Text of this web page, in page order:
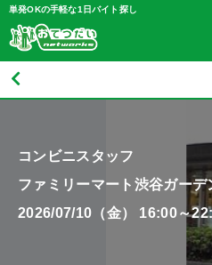
単発OKの手軽な1日バイト探し
コンビニスタッフ
ファミリーマート渋谷ガーデ
2026/07/10（金） 16:00～